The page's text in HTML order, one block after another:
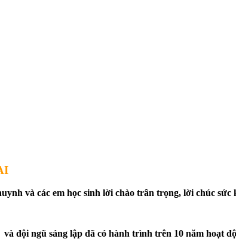
và các em học sinh lời chào trân trọng, lời chúc sức
ngũ sáng lập đã có hành trình trên 10 năm hoạt